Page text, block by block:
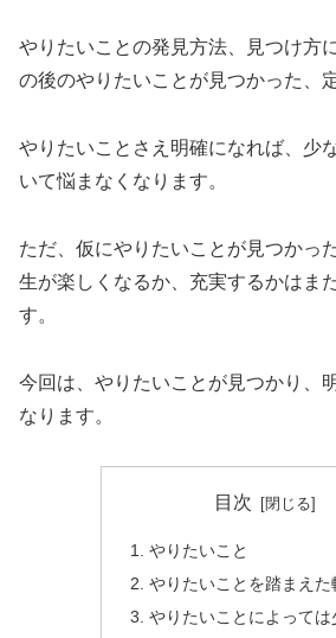
やりたいことの発見方法、見つけ方
の後のやりたいことが見つかった、
やりたいことさえ明確になれば、少
いて悩まなくなります。
ただ、仮にやりたいことが見つかっ
生が楽しくなるか、充実するかはま
す。
今回は、やりたいことが見つかり、
なります。
目次
やりたいこと
やりたいことを踏まえた
やりたいことによっては